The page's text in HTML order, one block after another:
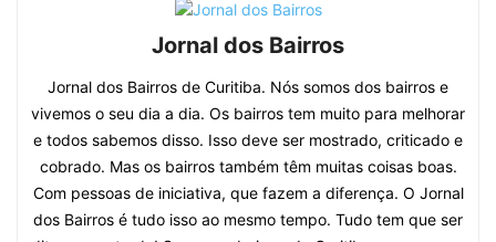
Jornal dos Bairros
Jornal dos Bairros de Curitiba. Nós somos dos bairros e
vivemos o seu dia a dia. Os bairros tem muito para melhorar
e todos sabemos disso. Isso deve ser mostrado, criticado e
cobrado. Mas os bairros também têm muitas coisas boas.
Com pessoas de iniciativa, que fazem a diferença. O Jornal
dos Bairros é tudo isso ao mesmo tempo. Tudo tem que ser